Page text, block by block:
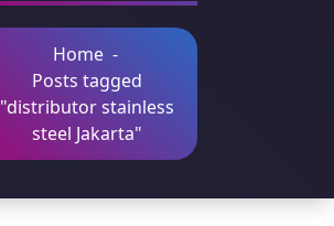
Home-
Posts tagged
"distributor stainless
steel Jakarta"